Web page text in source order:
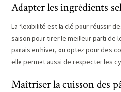
Adapter les ingrédients
La flexibilité est la clé pour réussir
saison pour tirer le meilleur parti de
panais en hiver, ou optez pour des
elle permet aussi de respecter les
Maîtriser la cuisson des